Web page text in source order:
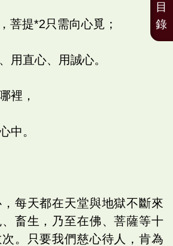
菩提*2只需向心覓；
用直心、用誠心。
裡，
中。
每天都在天堂與地獄不斷來
畜生，乃至在佛、菩薩等十
。只要我們慈心待人，肯為
目
錄